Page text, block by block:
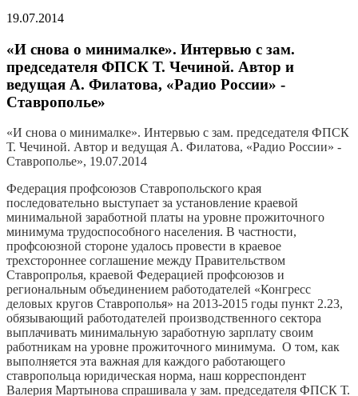
19.07.2014
«И снова о минималке». Интервью с зам.
председателя ФПСК Т. Чечиной. Автор и
ведущая А. Филатова, «Радио России» -
Ставрополье»
«И снова о минималке». Интервью с зам. председателя ФПСК
Т. Чечиной. Автор и ведущая А. Филатова, «Радио России» -
Ставрополье», 19.07.2014
Федерация профсоюзов Ставропольского края
последовательно выступает за установление краевой
минимальной заработной платы на уровне прожиточного
минимума трудоспособного населения. В частности,
профсоюзной стороне удалось провести в краевое
трехстороннее соглашение между Правительством
Ставропролья, краевой Федерацией профсоюзов и
региональным объединением работодателей «Конгресс
деловых кругов Ставрополья» на 2013-2015 годы пункт 2.23,
обязывающий работодателей производственного сектора
выплачивать минимальную заработную зарплату своим
работникам на уровне прожиточного минимума. О том, как
выполняется эта важная для каждого работающего
ставропольца юридическая норма, наш корреспондент
Валерия Мартынова спрашивала у зам. председателя ФПСК Т.